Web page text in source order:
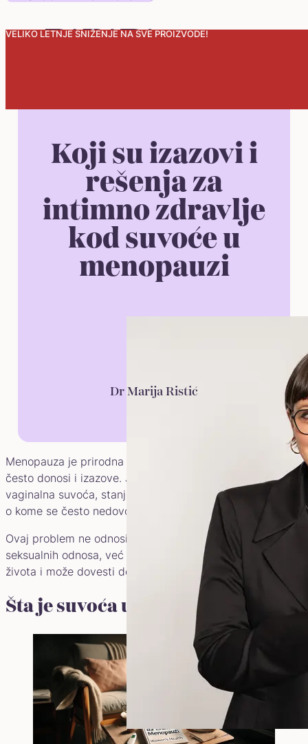
VELIKO LETNJE SNIŽENJE NA SVE PROIZVODE!
0
Koji su izazovi i
rešenja za
intimno zdravlje
kod suvoće u
menopauzi
Dr Marija Ristić
Menopauza je prirodna faza u životu žene, ali sa sobom
često donosi i izazove. Jedan od najčešćih je vulvo-
vaginalna suvoća, stanje koje pogađa veliki broj žena, ali
o kome se često nedovoljno govori.
Ovaj problem ne odnosi se samo na neprijatnost tokom
seksualnih odnosa, već utiče na svakodnevni kvalitet
života i može dovesti do niza neprijatnih simptoma.
Šta je suvoća u menopauzi?